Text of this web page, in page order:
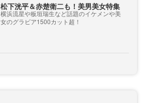
松下洸平＆赤楚衛二も！美男美女特集
横浜流星や板垣瑞生など話題のイケメンや美
女のグラビア1500カット超！